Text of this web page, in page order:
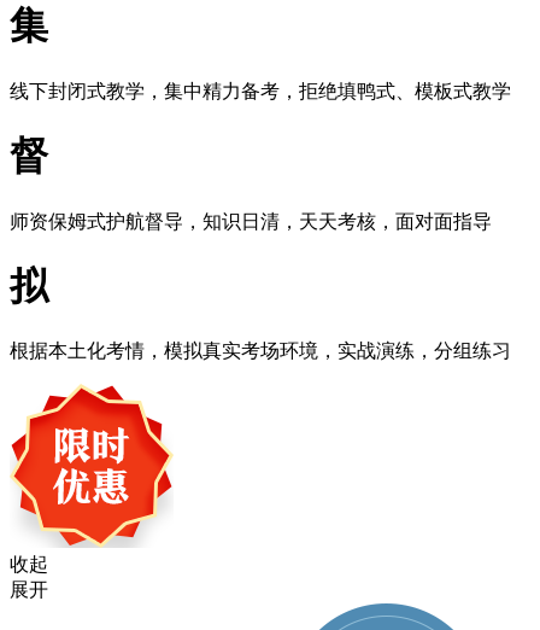
集
线下封闭式教学，集中精力备考，拒绝填鸭式、模板式教学
督
师资保姆式护航督导，知识日清，天天考核，面对面指导
拟
根据本土化考情，模拟真实考场环境，实战演练，分组练习
收起
展开